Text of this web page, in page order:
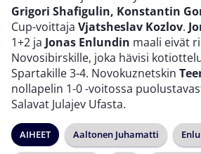
Grigori Shafigulin, Konstantin
Cup-voittaja Vjatsheslav Kozlov.
1+2 ja Jonas Enlundin maali eivät
Novosibirskille, joka hävisi
Spartakille 3-4. Novokuznetskin
nollapelin 1-0 -voitossa
Salavat Julajev Ufasta.
AIHEET Aaltonen Juhamatti